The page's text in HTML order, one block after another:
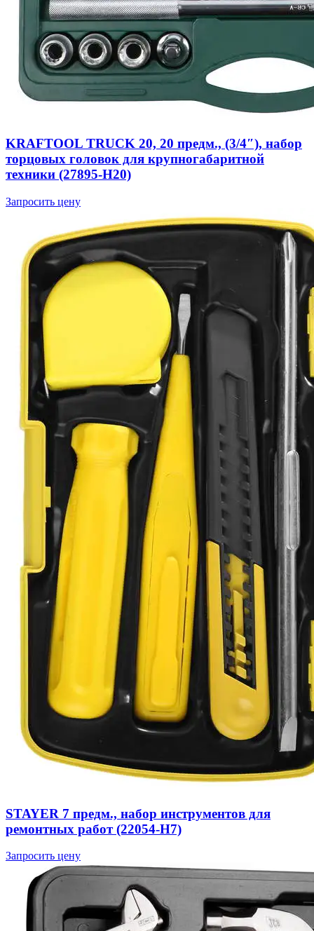
KRAFTOOL TRUCK 20, 20 предм., (3/4″), набор
торцовых головок для крупногабаритной
техники (27895-H20)
Запросить цену
STAYER 7 предм., набор инструментов для
ремонтных работ (22054-H7)
Запросить цену